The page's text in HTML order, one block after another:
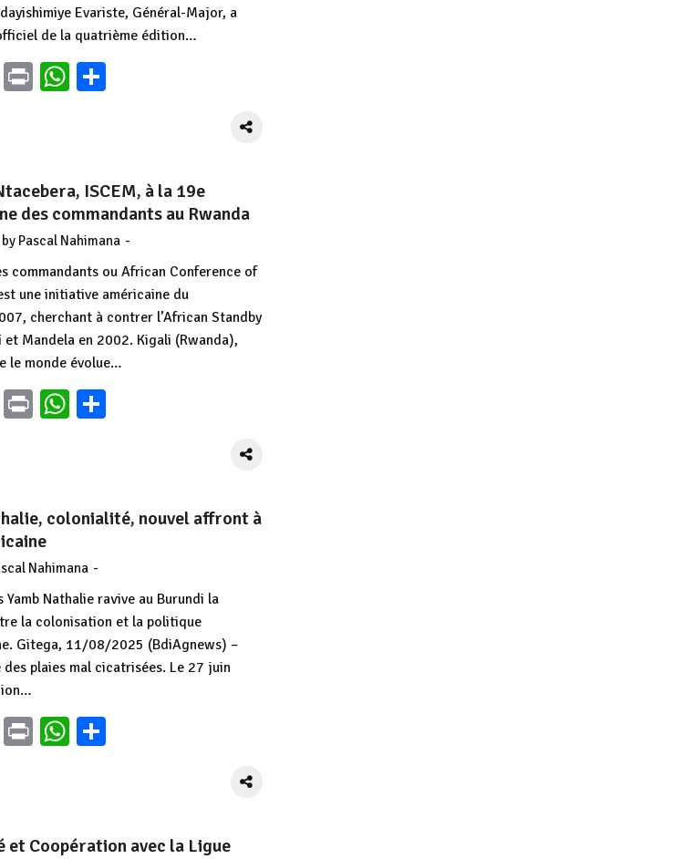
Evariste, Général-Major, a
de la quatrième édition…
EmailPrintWhatsApp
ISCEM, à la 19e
des commandants au Rwanda
by Pascal Nahimana -
commandants ou African Conference of
une initiative américaine du
cherchant à contrer l’African Standby
et Mandela en 2002. Kigali (Rwanda),
le monde évolue…
EmailPrintWhatsApp
colonialité, nouvel affront à
Nahimana -
Nathalie ravive au Burundi la
la colonisation et la politique
Gitega, 11/08/2025 (BdiAgnews) –
plaies mal cicatrisées. Le 27 juin
EmailPrintWhatsApp
et Coopération avec la Ligue